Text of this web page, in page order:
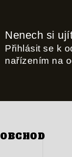
Nenech si
Přihlásit se k
nařízením na